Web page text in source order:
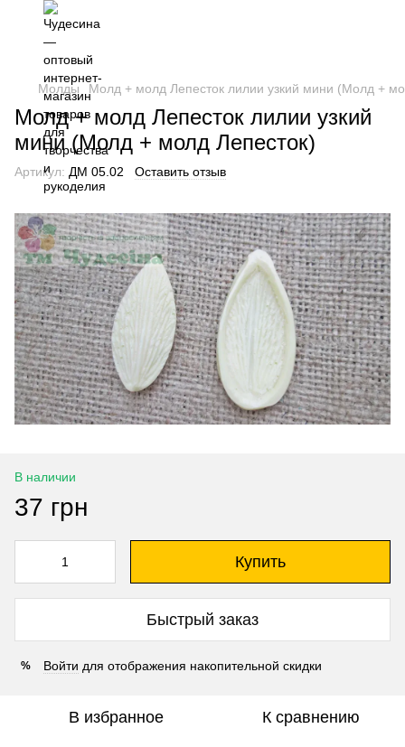
Молды Молд + молд Лепесток лилии узкий мини (Молд +
Молд + молд Лепесток лилии узкий
мини (Молд + молд Лепесток)
Артикул: ДМ 05.02 Оставить отзыв
В наличии
37 грн
Купить
Быстрый заказ
% Войти для отображения накопительной скидки
В избранное К сравнению